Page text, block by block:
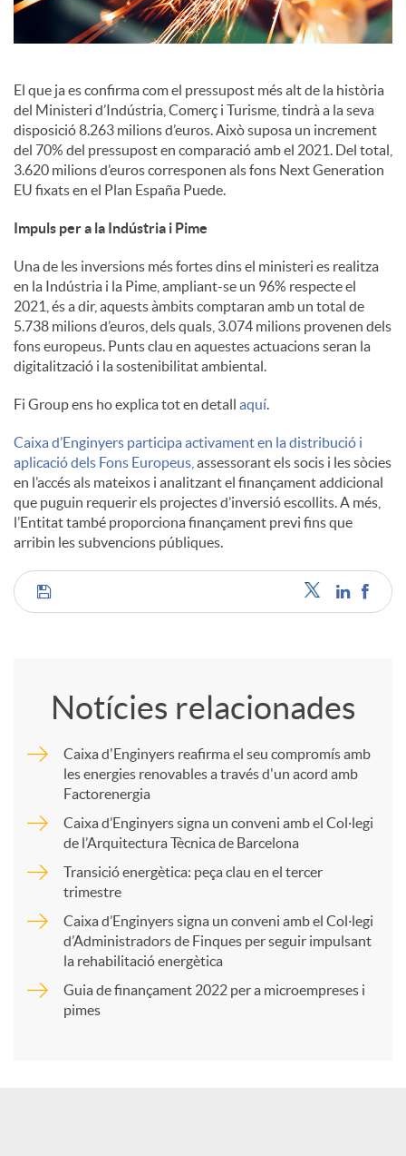
a
l
s
El que ja es confirma com el pressupost més alt de la història
del Ministeri d’Indústria, Comerç i Turisme, tindrà a la seva
disposició 8.263 milions d’euros. Això suposa un increment
del 70% del pressupost en comparació amb el 2021. Del total,
3.620 milions d’euros corresponen als fons Next Generation
EU fixats en el Plan España Puede.
Impuls per a la Indústria i Pime
Una de les inversions més fortes dins el ministeri es realitza
en la Indústria i la Pime, ampliant-se un 96% respecte el
2021, és a dir, aquests àmbits comptaran amb un total de
5.738 milions d’euros, dels quals, 3.074 milions provenen dels
fons europeus. Punts clau en aquestes actuacions seran la
digitalització i la sostenibilitat ambiental.
Fi Group ens ho explica tot en detall aquí
Caixa d’Enginyers participa activament en la distribució i
aplicació dels Fons Europeus, assessorant els socis i les sòcies
en l’accés als mateixos i analitzant el finançament addicional
que puguin requerir els projectes d’inversió escollits. A més,
l’Entitat també proporciona finançament previ fins que
arribin les subvencions públiques.
C
r
Notícies relacionades
Caixa d'Enginyers reafirma el seu compromís amb
les energies renovables a través d'un acord amb
Factorenergia
Caixa d’Enginyers signa un conveni amb el Col·legi
de l’Arquitectura Tècnica de Barcelona
Transició energètica: peça clau en el tercer
trimestre
Caixa d’Enginyers signa un conveni amb el Col·legi
d’Administradors de Finques per seguir impulsant
la rehabilitació energètica
Guia de finançament 2022 per a microempreses i
pimes